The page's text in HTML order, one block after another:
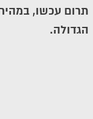
תרום עכשו,
הגדולה.